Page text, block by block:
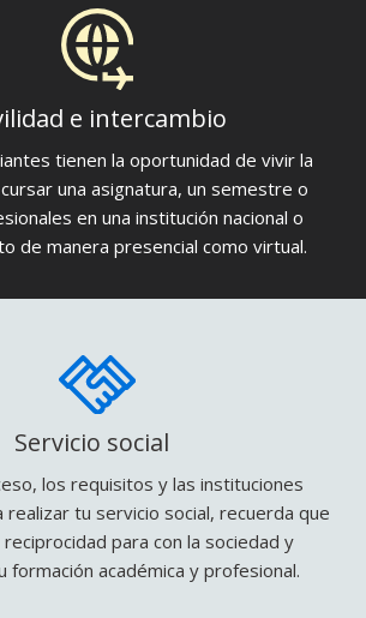
e intercambio
tienen la oportunidad de vivir la
una asignatura, un semestre o
en una institución nacional o
de manera presencial como virtual.
Servicio social
los requisitos y las instituciones
tu servicio social, recuerda que
para con la sociedad y
formación académica y profesional.